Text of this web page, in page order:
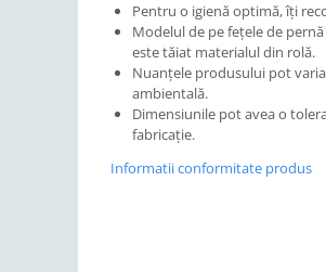
Pentru o igienă optimă, îți
Modelul de pe fețele de
este tăiat materialul din rolă.
Nuanțele produsului pot
ambientală.
Dimensiunile pot avea o
fabricație.
Informatii conformitate produs